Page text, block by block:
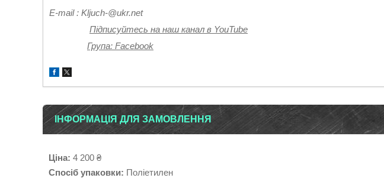
Е-mail: Kljuch-@ukr.net
Підписуйтесь на наш канал в YouTube
Група: Facebook
ІНФОРМАЦІЯ ДЛЯ ЗАМОВЛЕННЯ
Ціна: 4 200 ₴
Спосіб упаковки: Поліетилен